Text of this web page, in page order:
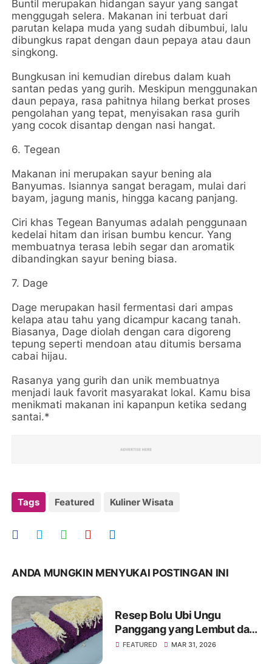
Buntil merupakan hidangan sayur yang sangat
menggugah selera. Makanan ini terbuat dari
parutan kelapa muda yang sudah dibumbui, lalu
dibungkus rapat dengan daun pepaya atau daun
singkong.
Bungkusan ini kemudian direbus dalam kuah
santan pedas yang gurih. Meskipun menggunakan
daun pepaya, rasa pahitnya hilang berkat proses
pengolahan yang tepat, menyisakan rasa gurih
yang cocok disantap dengan nasi hangat.
6. Tegean
Makanan ini merupakan sayur bening ala
Banyumas. Isiannya sangat beragam, mulai dari
bayam, jagung manis, hingga kacang panjang.
Ciri khas Tegean Banyumas adalah penggunaan
kedelai hitam dan irisan bumbu kencur. Yang
membuatnya terasa lebih segar dan aromatik
dibandingkan sayur bening biasa.
7. Dage
Dage merupakan hasil fermentasi dari ampas
kelapa atau tahu yang dicampur kacang tanah.
Biasanya, Dage diolah dengan cara digoreng
tepung seperti mendoan atau ditumis bersama
cabai hijau.
Rasanya yang gurih dan unik membuatnya
menjadi lauk favorit masyarakat lokal. Kamu bisa
menikmati makanan ini kapanpun ketika sedang
santai.*
Tags Featured Kuliner Wisata
ANDA MUNGKIN MENYUKAI POSTINGAN INI
Resep Bolu Ubi Ungu
Panggang yang Lembut dan
Mengembang Sempurna
FEATURED MAR 31, 2026